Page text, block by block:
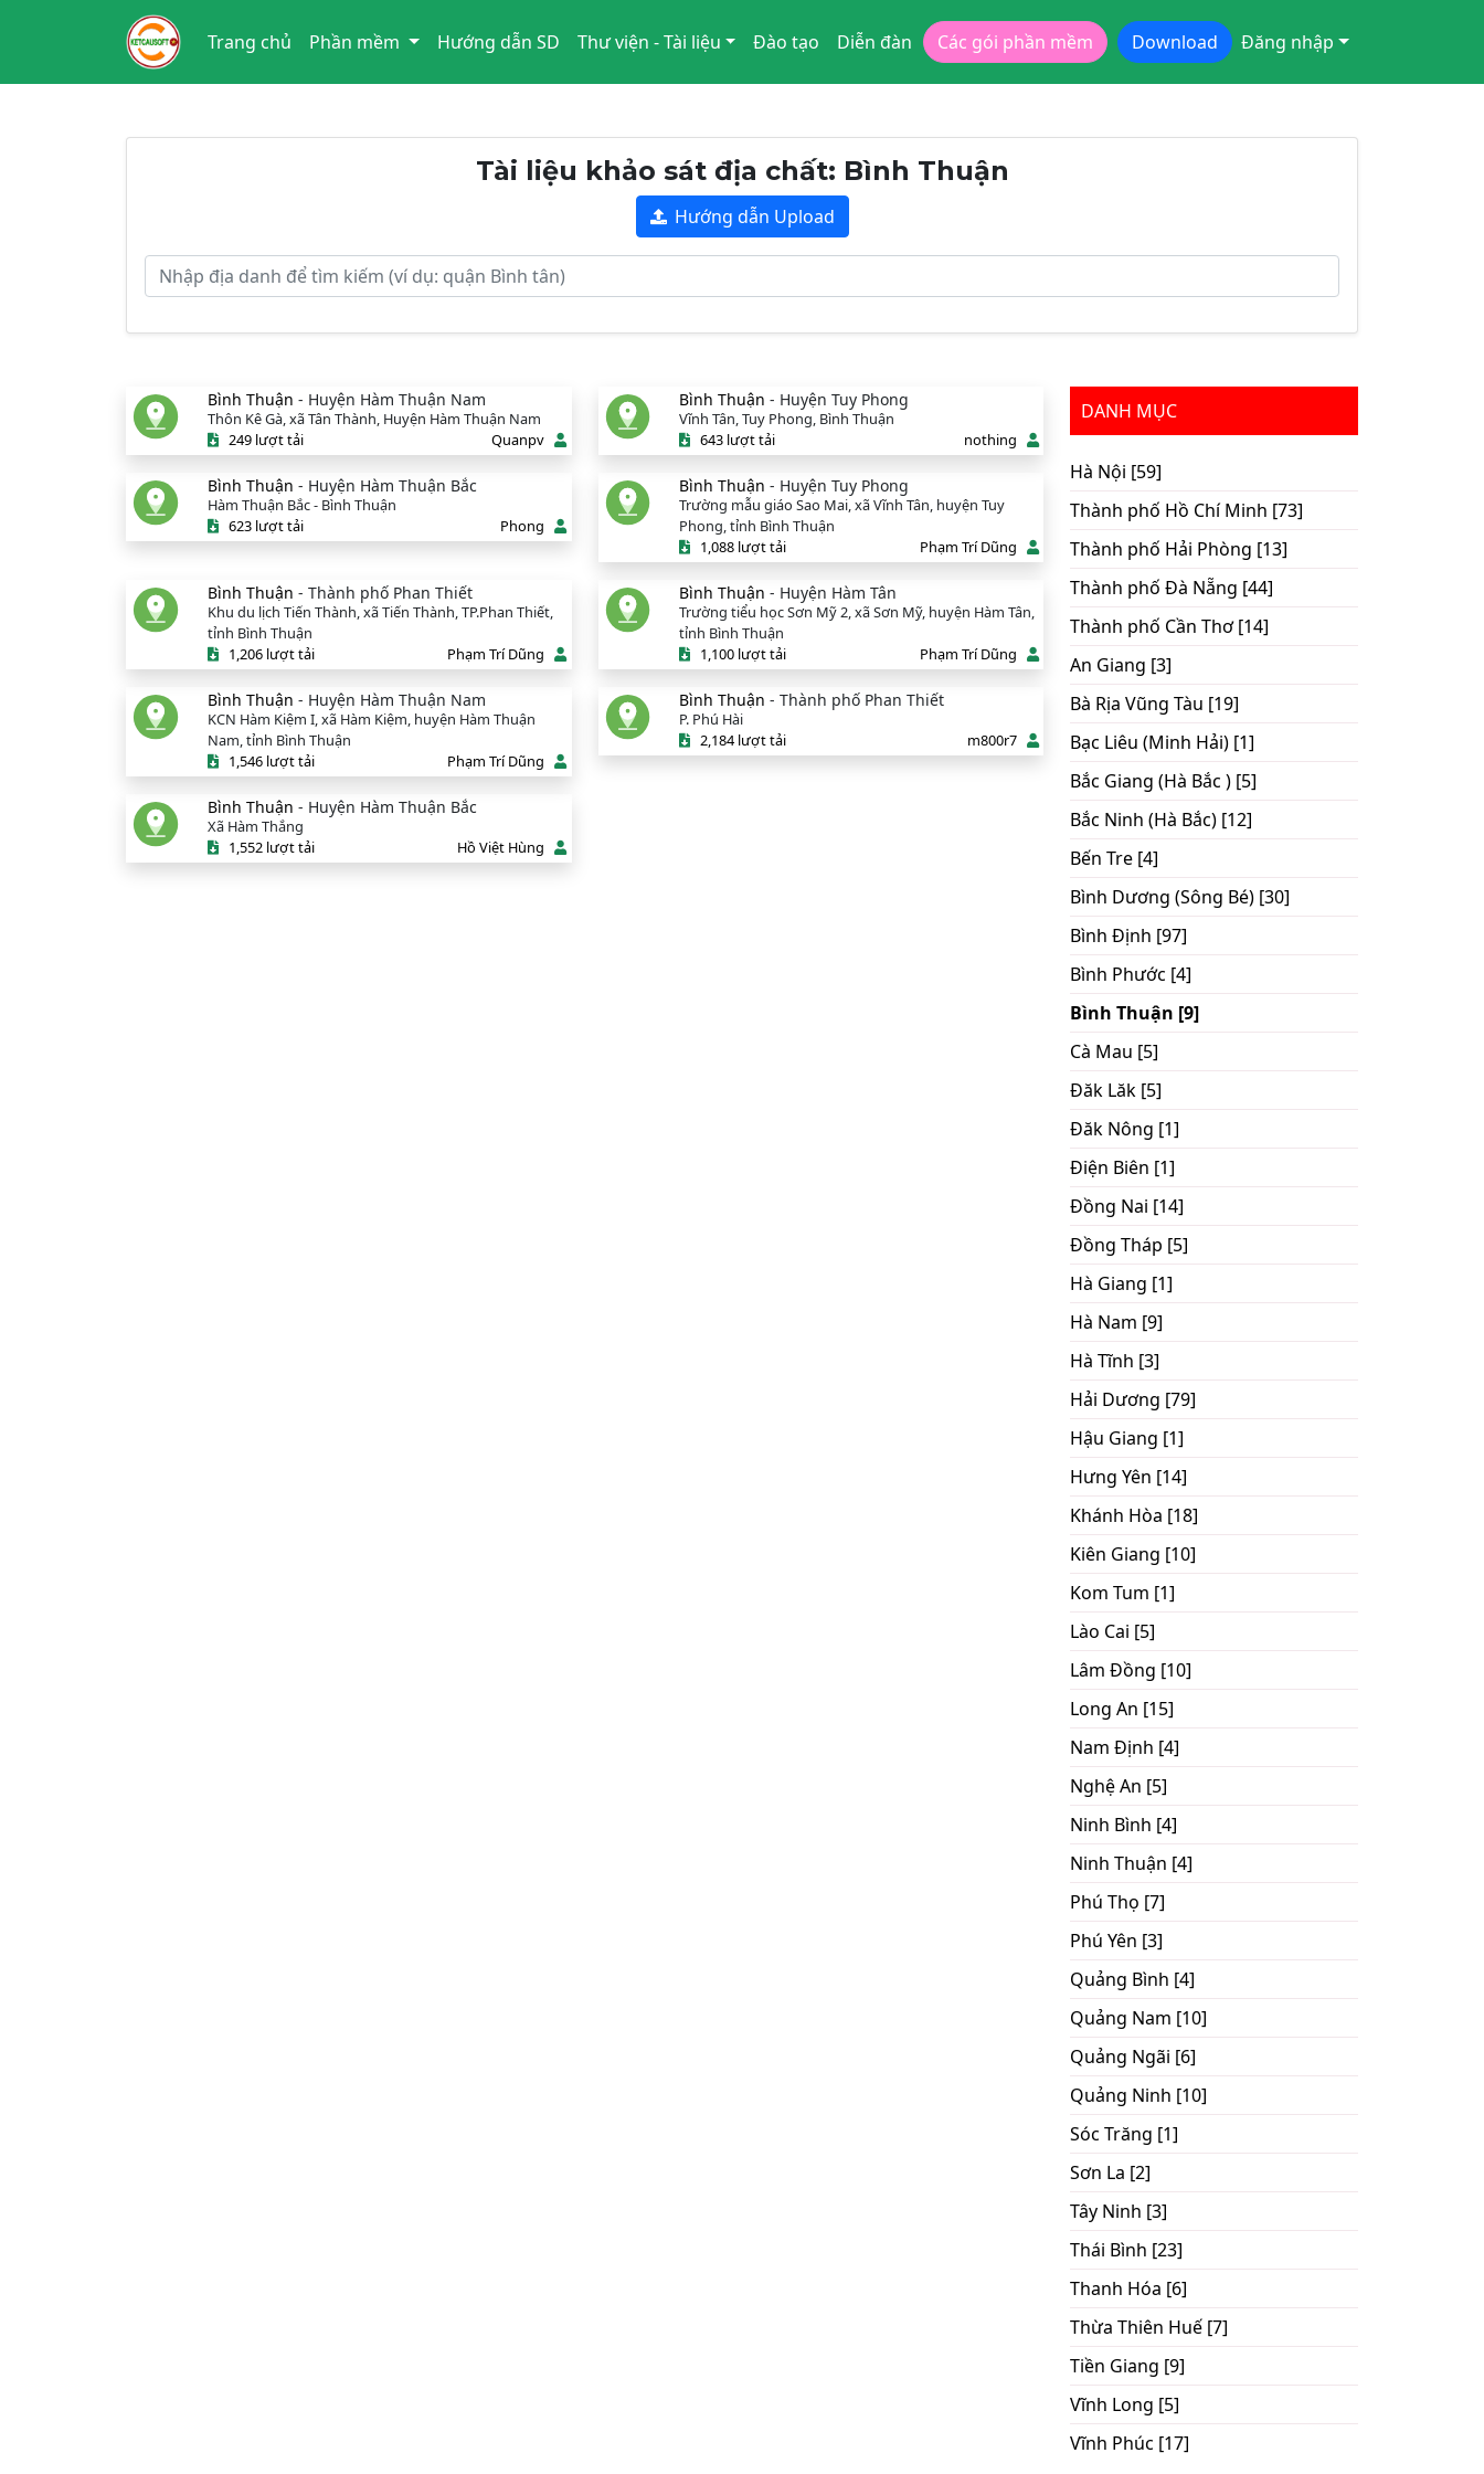
Trang chủ Phần mềm Hướng dẫn SD Thư viện - Tài liệu Đào tạo Diễn đàn Các gói phần mềm Download Đăng nhập
Tài liệu khảo sát địa chất: Bình Thuận
Hướng dẫn Upload
Bình Thuận - Huyện Hàm Thuận Nam
Thôn Kê Gà, xã Tân Thành, Huyện Hàm Thuận Nam
249 lượt tải
Quanpv
Bình Thuận - Huyện Tuy Phong
Vĩnh Tân, Tuy Phong, Bình Thuận
643 lượt tải
nothing
Bình Thuận - Huyện Hàm Thuận Bắc
Hàm Thuận Bắc - Bình Thuận
623 lượt tải
Phong
Bình Thuận - Huyện Tuy Phong
Trường mẫu giáo Sao Mai, xã Vĩnh Tân, huyện Tuy
Phong, tỉnh Bình Thuận
1,088 lượt tải
Phạm Trí Dũng
Bình Thuận - Thành phố Phan Thiết
Khu du lịch Tiến Thành, xã Tiến Thành, TP.Phan Thiết,
tỉnh Bình Thuận
1,206 lượt tải
Phạm Trí Dũng
Bình Thuận - Huyện Hàm Tân
Trường tiểu học Sơn Mỹ 2, xã Sơn Mỹ, huyện Hàm Tân,
tỉnh Bình Thuận
1,100 lượt tải
Phạm Trí Dũng
Bình Thuận - Huyện Hàm Thuận Nam
KCN Hàm Kiệm I, xã Hàm Kiệm, huyện Hàm Thuận
Nam, tỉnh Bình Thuận
1,546 lượt tải
Phạm Trí Dũng
Bình Thuận - Thành phố Phan Thiết
P. Phú Hài
2,184 lượt tải
m800r7
Bình Thuận - Huyện Hàm Thuận Bắc
Xã Hàm Thắng
1,552 lượt tải
Hồ Việt Hùng
DANH MỤC
Hà Nội [59]
Thành phố Hồ Chí Minh [73]
Thành phố Hải Phòng [13]
Thành phố Đà Nẵng [44]
Thành phố Cần Thơ [14]
An Giang [3]
Bà Rịa Vũng Tàu [19]
Bạc Liêu (Minh Hải) [1]
Bắc Giang (Hà Bắc ) [5]
Bắc Ninh (Hà Bắc) [12]
Bến Tre [4]
Bình Dương (Sông Bé) [30]
Bình Định [97]
Bình Phước [4]
Bình Thuận [9]
Cà Mau [5]
Đăk Lăk [5]
Đăk Nông [1]
Điện Biên [1]
Đồng Nai [14]
Đồng Tháp [5]
Hà Giang [1]
Hà Nam [9]
Hà Tĩnh [3]
Hải Dương [79]
Hậu Giang [1]
Hưng Yên [14]
Khánh Hòa [18]
Kiên Giang [10]
Kom Tum [1]
Lào Cai [5]
Lâm Đồng [10]
Long An [15]
Nam Định [4]
Nghệ An [5]
Ninh Bình [4]
Ninh Thuận [4]
Phú Thọ [7]
Phú Yên [3]
Quảng Bình [4]
Quảng Nam [10]
Quảng Ngãi [6]
Quảng Ninh [10]
Sóc Trăng [1]
Sơn La [2]
Tây Ninh [3]
Thái Bình [23]
Thanh Hóa [6]
Thừa Thiên Huế [7]
Tiền Giang [9]
Vĩnh Long [5]
Vĩnh Phúc [17]